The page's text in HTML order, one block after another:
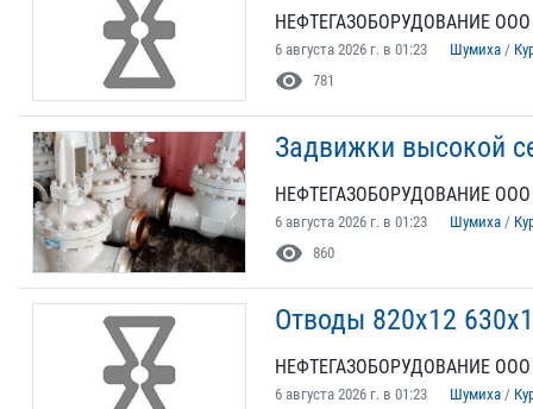
НЕФТЕГАЗОБОРУДОВАНИЕ
6 августа 2026 г. в 01:23 Шумиха /
visibility 781
Задвижки высокой
НЕФТЕГАЗОБОРУДОВАНИЕ
6 августа 2026 г. в 01:23 Шумиха /
visibility 860
Отводы 820х12
НЕФТЕГАЗОБОРУДОВАНИЕ
6 августа 2026 г. в 01:23 Шумиха /